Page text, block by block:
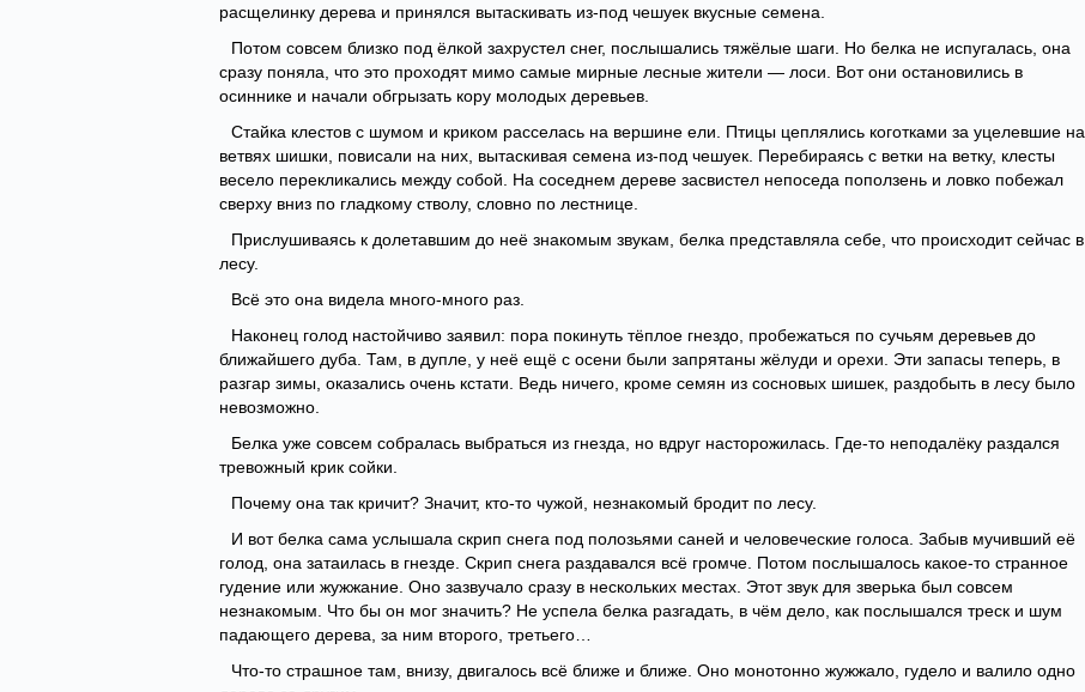
расщелинку дерева и принялся вытаскивать из-под чешуек вкусные семена.
Потом совсем близко под ёлкой захрустел снег, послышались тяжёлые шаги. Но белка не испугалась, она
сразу поняла, что это проходят мимо самые мирные лесные жители — лоси. Вот они остановились в
осиннике и начали обгрызать кору молодых деревьев.
Стайка клестов с шумом и криком расселась на вершине ели. Птицы цеплялись коготками за уцелевшие на
ветвях шишки, повисали на них, вытаскивая семена из-под чешуек. Перебираясь с ветки на ветку, клесты
весело перекликались между собой. На соседнем дереве засвистел непоседа поползень и ловко побежал
сверху вниз по гладкому стволу, словно по лестнице.
Прислушиваясь к долетавшим до неё знакомым звукам, белка представляла себе, что происходит сейчас в
лесу.
Всё это она видела много-много раз.
Наконец голод настойчиво заявил: пора покинуть тёплое гнездо, пробежаться по сучьям деревьев до
ближайшего дуба. Там, в дупле, у неё ещё с осени были запрятаны жёлуди и орехи. Эти запасы теперь, в
разгар зимы, оказались очень кстати. Ведь ничего, кроме семян из сосновых шишек, раздобыть в лесу было
невозможно.
Белка уже совсем собралась выбраться из гнезда, но вдруг насторожилась. Где-то неподалёку раздался
тревожный крик сойки.
Почему она так кричит? Значит, кто-то чужой, незнакомый бродит по лесу.
И вот белка сама услышала скрип снега под полозьями саней и человеческие голоса. Забыв мучивший её
голод, она затаилась в гнезде. Скрип снега раздавался всё громче. Потом послышалось какое-то странное
гудение или жужжание. Оно зазвучало сразу в нескольких местах. Этот звук для зверька был совсем
незнакомым. Что бы он мог значить? Не успела белка разгадать, в чём дело, как послышался треск и шум
падающего дерева, за ним второго, третьего…
Что-то страшное там, внизу, двигалось всё ближе и ближе. Оно монотонно жужжало, гудело и валило одно